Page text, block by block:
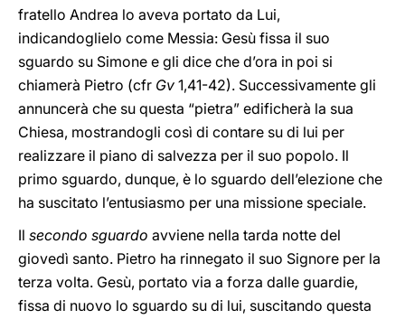
fratello Andrea lo aveva portato da Lui,
indicandoglielo come Messia: Gesù fissa il suo
sguardo su Simone e gli dice che d’ora in poi si
chiamerà Pietro (cfr Gv 1,41-42). Successivamente gli
annuncerà che su questa “pietra” edificherà la sua
Chiesa, mostrandogli così di contare su di lui per
realizzare il piano di salvezza per il suo popolo. Il
primo sguardo, dunque, è lo sguardo dell’elezione che
ha suscitato l’entusiasmo per una missione speciale.
Il secondo sguardo avviene nella tarda notte del
giovedì santo. Pietro ha rinnegato il suo Signore per la
terza volta. Gesù, portato via a forza dalle guardie,
fissa di nuovo lo sguardo su di lui, suscitando questa